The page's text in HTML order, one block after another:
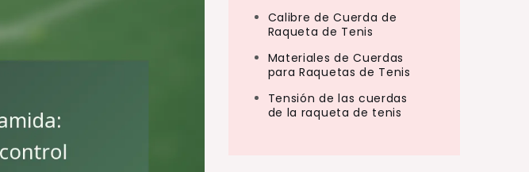
Calibre de Cuerda de
Raqueta de Tenis
Materiales de Cuerdas
para Raquetas de Tenis
Tensión de las cuerdas
de la raqueta de tenis